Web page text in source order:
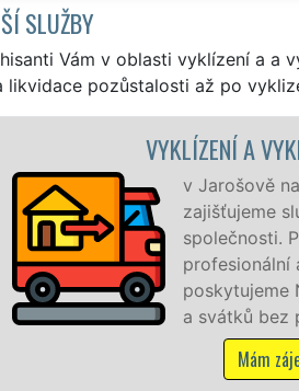
SLUŽBY
Vám v oblasti vyklízení a a
likvidace pozůstalosti až po
NAD NEŽÁRKOU
okrese Jindřichův Hradec
to jak pro jednotlivce, tak pro
VYKLÍZENÍ zajišťujeme
zárukou kvality. Naše služby
denně, 7 dní v týdnu včetně
nad Nežárkou